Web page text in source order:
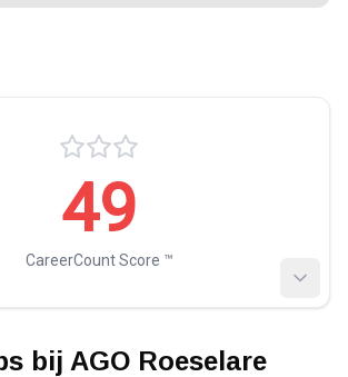
49
CareerCount Score ™️
bij AGO Roeselare